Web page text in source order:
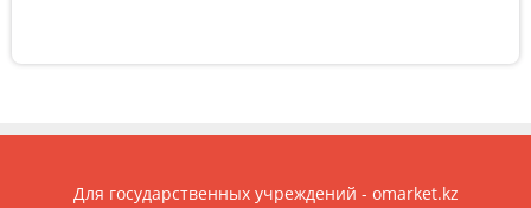
Для государственных учреждений - omarket.kz